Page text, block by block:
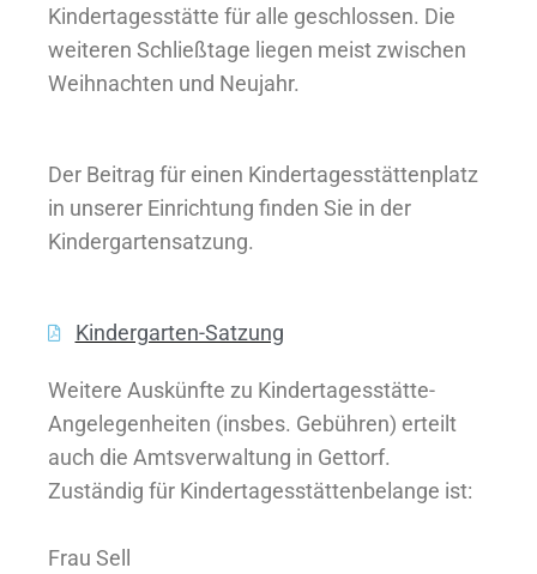
Kindertagesstätte für alle geschlossen. Die
weiteren Schließtage liegen meist zwischen
Weihnachten und Neujahr.
Der Beitrag für einen Kindertagesstättenplatz
in unserer Einrichtung finden Sie in der
Kindergartensatzung.
Kindergarten-Satzung
Weitere Auskünfte zu Kindertagesstätte-
Angelegenheiten (insbes. Gebühren) erteilt
auch die Amtsverwaltung in Gettorf.
Zuständig für Kindertagesstättenbelange ist:
Frau Sell